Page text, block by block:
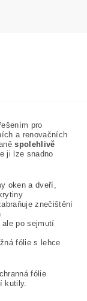
pro
a renovačních
spolehlivě
ji lze snadno
oken a dveří,
znečištění
po sejmutí
fólie s lehce
fólie
kutily.